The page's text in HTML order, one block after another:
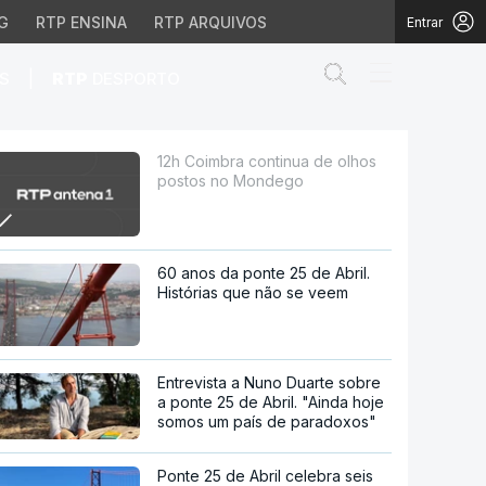
RTP ENSINA RTP ARQUIVOS Entrar
12h Coimbra continua de olhos
postos no Mondego
60 anos da ponte 25 de Abril.
Histórias que não se veem
Entrevista a Nuno Duarte sobre
a ponte 25 de Abril. "Ainda hoje
somos um país de paradoxos"
Ponte 25 de Abril celebra seis